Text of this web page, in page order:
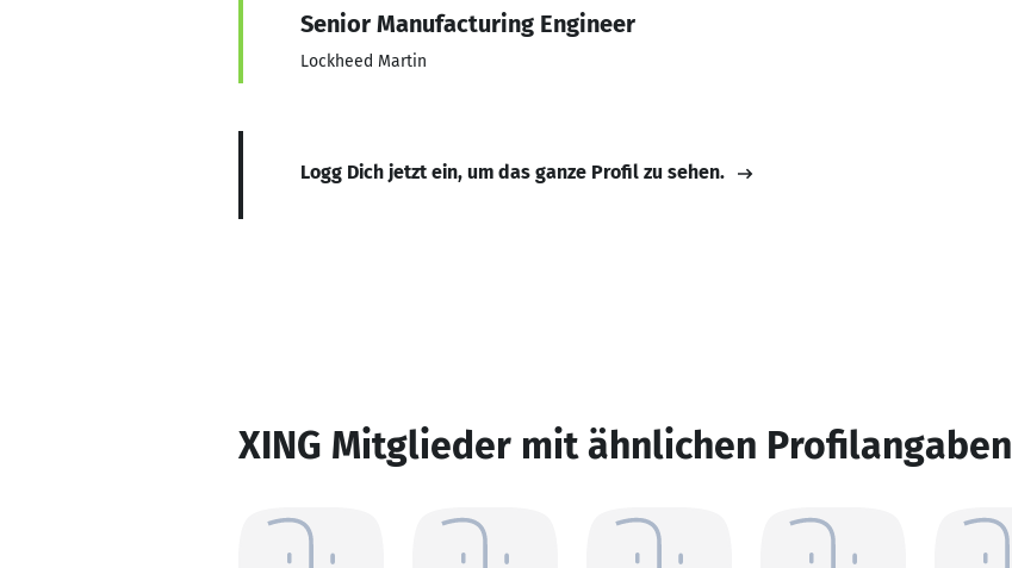
Senior Manufacturing Engineer
Lockheed Martin
Logg Dich jetzt ein, um das ganze Profil zu sehen.
XING Mitglieder mit ähnlichen Profilangaben